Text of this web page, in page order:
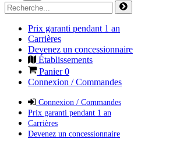
Prix garanti pendant 1 an
Carrières
Devenez un concessionnaire
Établissements
Panier0
Connexion / Commandes
Connexion / Commandes
Prix garanti pendant 1 an
Carrières
Devenez un concessionnaire